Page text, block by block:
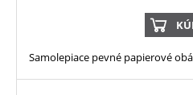
Samolepiace pevné papierové